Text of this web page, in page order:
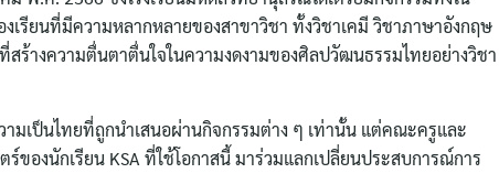
งเรียนที่มีความหลากหลายของสาขาวิชา ทั้งวิชาเคมี วิชาภาษาอังกฤษ
างความตื่นตาตื่นใจในความงดงามของศิลปวัฒนธรรมไทยอย่างวิชา
มเป็นไทยที่ถูกนำเสนอผ่านกิจกรรมต่าง ๆ เท่านั้น แต่คณะครูและ
ของนักเรียน KSA ที่ใช้โอกาสนี้ มาร่วมแลกเปลี่ยนประสบการณ์การ